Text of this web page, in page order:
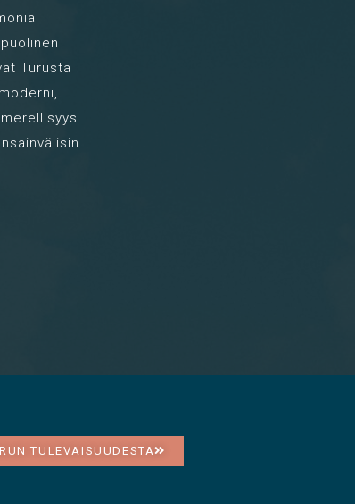
Turusta
TULEVAISUUDESTA